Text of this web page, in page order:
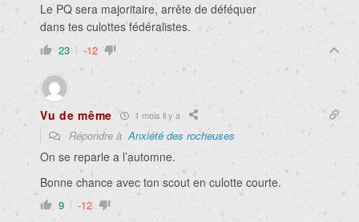
Le PQ sera majoritaire, arrête de déféquer
dans tes culottes fédéralistes.
23 -12
Vu de même 1 mois il y a
Répondre àAnxiété des rocheuses
On se reparle a l’automne.
Bonne chance avec ton scout en culotte courte.
9 -12